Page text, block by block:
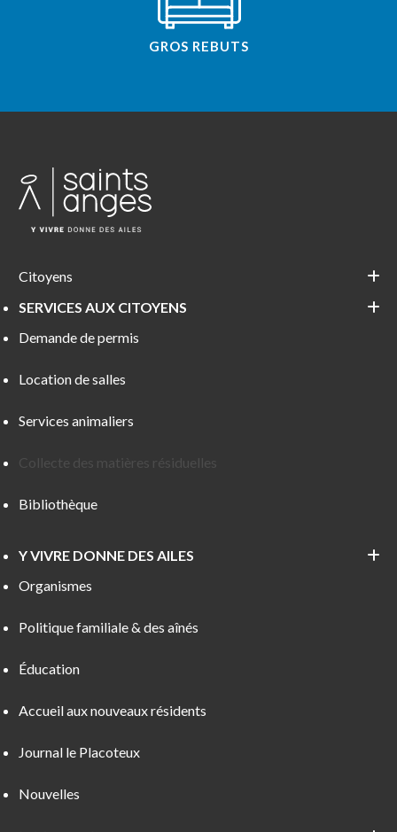
GROS REBUTS
Citoyens
SERVICES AUX CITOYENS
Demande de permis
Location de salles
Services animaliers
Collecte des matières résiduelles
Bibliothèque
Y VIVRE DONNE DES AILES
Organismes
Politique familiale & des aînés
Éducation
Accueil aux nouveaux résidents
Journal le Placoteux
Nouvelles